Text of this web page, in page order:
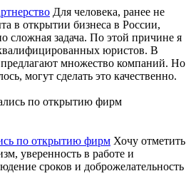
Для человека, ранее не
в открытии бизнеса в России,
сложная задача. По этой причине я
юристов. В
множество компаний. Но
могут сделать это качественно.
по открытию фирм Хочу отметить
уверенность в работе и
сроков и доброжелательность